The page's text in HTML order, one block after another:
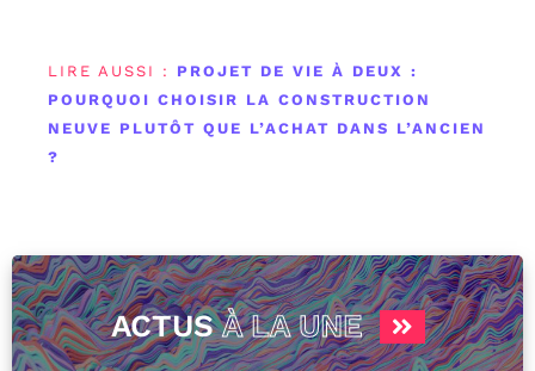
LIRE AUSSI : PROJET DE VIE À DEUX :
POURQUOI CHOISIR LA CONSTRUCTION
NEUVE PLUTÔT QUE L’ACHAT DANS L’ANCIEN
?
ACTUSÀ LA UNE